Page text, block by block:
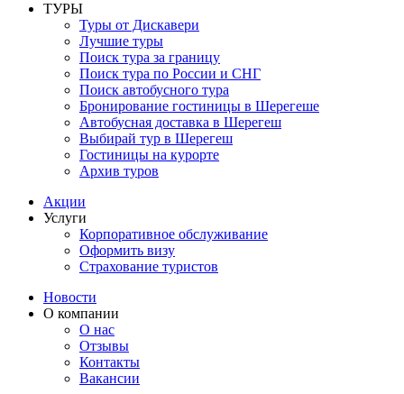
ТУРЫ
Туры от Дискавери
Лучшие туры
Поиск тура за границу
Поиск тура по России и СНГ
Поиск автобусного тура
Бронирование гостиницы в Шерегеше
Автобусная доставка в Шерегеш
Выбирай тур в Шерегеш
Гостиницы на курорте
Архив туров
Акции
Услуги
Корпоративное обслуживание
Оформить визу
Страхование туристов
Новости
О компании
О нас
Отзывы
Контакты
Вакансии